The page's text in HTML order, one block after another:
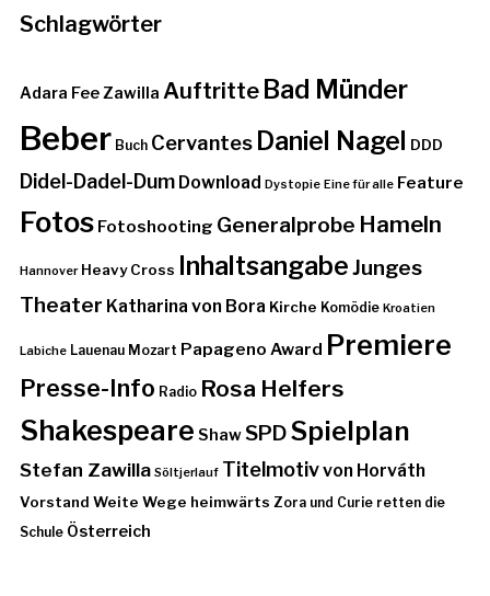
Schlagwörter
Adara Fee Zawilla Auftritte Bad Münder
Beber Buch Cervantes Daniel Nagel DDD
Didel-Dadel-Dum Download Dystopie Eine für alle Feature
Fotos Fotoshooting Generalprobe Hameln
Hannover Heavy Cross InhaltsangabeJunges
Theater Katharina von Bora Kirche Komödie Kroatien
Labiche Lauenau Mozart Papageno Award Premiere
Presse-Info Radio Rosa Helfers
Shakespeare ShawSPDSpielplan
Stefan Zawilla Söltjerlauf Titelmotivvon Horváth
Vorstand Weite Wege heimwärts Zora und Curie retten die
Schule Österreich